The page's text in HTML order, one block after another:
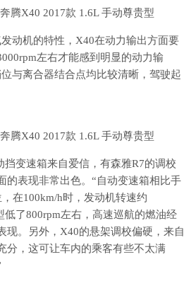
机的特性，X40在动力输出方面要
左右才能感到明显的动力输
与离合器结合点均比较清晰，驾驶起
变速箱来自爱信，有森雅R7的调校
的表现非常出色。“自动变速箱相比手
在100km/h时，发动机转速约
低了800rpm左右，高速巡航的燃油经
现。另外，X40的悬架调校偏硬，来自
分，这可让车内的乘客有些不太满